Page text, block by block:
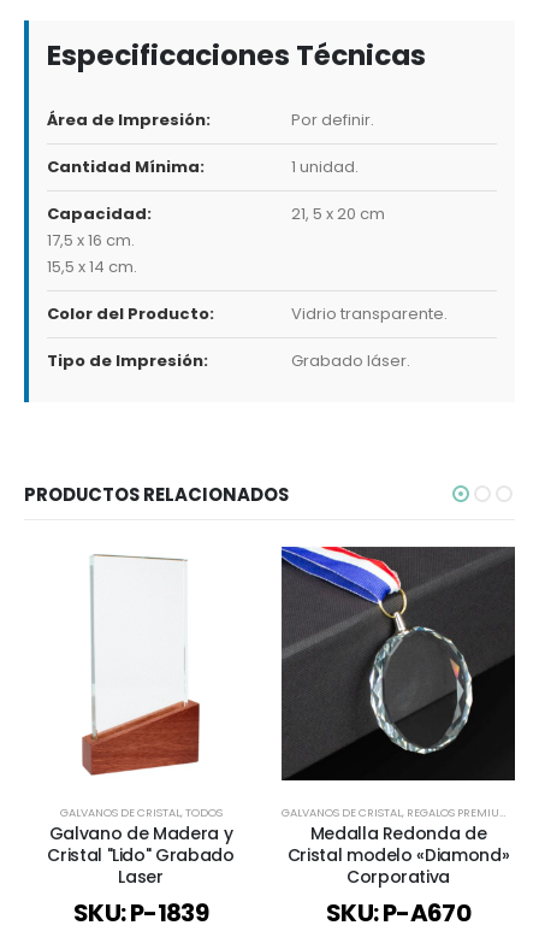
Especificaciones Técnicas
Área de Impresión: Por definir.
Cantidad Mínima: 1 unidad.
Capacidad:
21, 5 x 20 cm
17,5 x 16 cm.
15,5 x 14 cm.
Color del Producto: Vidrio transparente.
Tipo de Impresión: Grabado láser.
PRODUCTOS RELACIONADOS
GALVANOS DE CRISTAL,TODOS
Galvano de Madera y
Cristal "Lido" Grabado
Laser
SKU: P-1839
GALVANOS DE CRISTAL, REGALOS PREMIUM
Medalla Redonda de
Cristal modelo «Diamond»
Corporativa
SKU: P-A670